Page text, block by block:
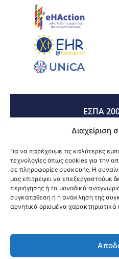
Διαχείριση
Για να παρέχουμε τις καλύτερες
τεχνολογίες όπως cookies για την
σε πληροφορίες συσκευής. Η
μας επιτρέψει να επεξεργαστούμε
περιήγησης ή τα μοναδικά
συγκατάθεση ή η ανάκληση της
αρνητικά ορισμένα χαρακτηριστικά
ΕΣΠΑ
ΕΣΠΑ 2014-2020
ΕΣΠΑ
@2026 3ype.gr